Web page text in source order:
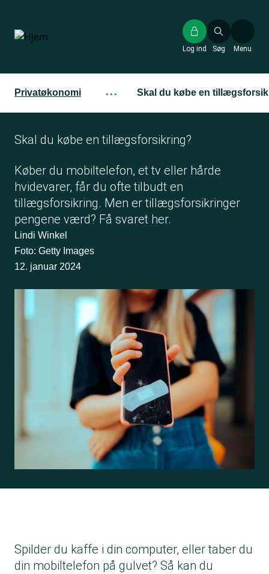
hovedindhold
Søg
Log ind Menu
Privatøkonomi ··· Skal du købe en
Skal du købe en tillægsforsikring?
Køber du mobiltelefon, et tv eller hårde
hvidevarer, får du ofte tilbudt en
tillægsforsikring. Men er tillægsforsikringer
pengene værd? Få svaret her.
Lindi Winkel
Foto: Getty Images
12. januar 2024
Spilder du kaffe i din computer, eller taber du
din mobiltelefon på gulvet? Så kan du